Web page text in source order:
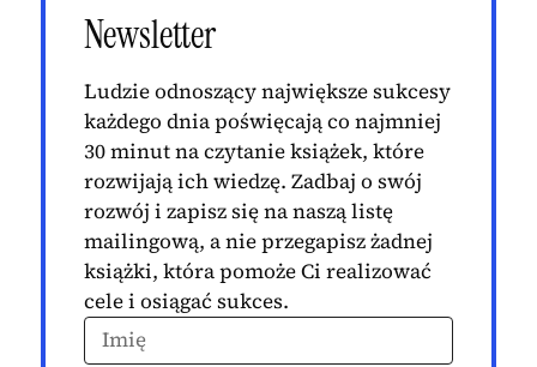
Newsletter
Ludzie odnoszący największe sukcesy
każdego dnia poświęcają co najmniej
30 minut na czytanie książek, które
rozwijają ich wiedzę. Zadbaj o swój
rozwój i zapisz się na naszą listę
mailingową, a nie przegapisz żadnej
książki, która pomoże Ci realizować
cele i osiągać sukces.